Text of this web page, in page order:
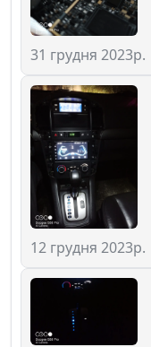
31 грудня 2023р.
12 грудня 2023р.